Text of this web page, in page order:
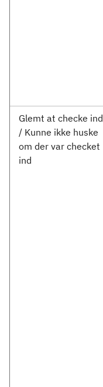
Glemt at checke ind
/ Kunne ikke huske
om der var checket
ind